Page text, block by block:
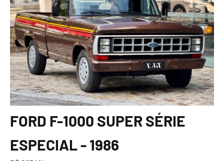
FORD F-1000 SUPER SÉRIE
ESPECIAL - 1986